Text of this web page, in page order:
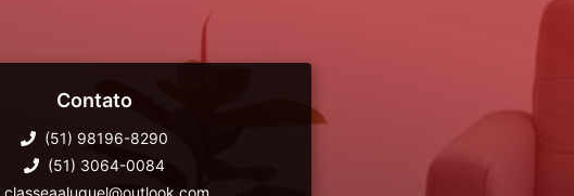
Contato
(51) 98196-8290
(51) 3064-0084
classeaaluguel@outlook.com